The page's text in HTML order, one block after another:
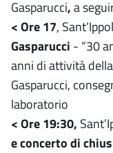
Gasparucci,a
< Ore 17,
Gasparucci - “30
anni di attività
Gasparucci,
laboratorio
< Ore 19:30,
e concerto di